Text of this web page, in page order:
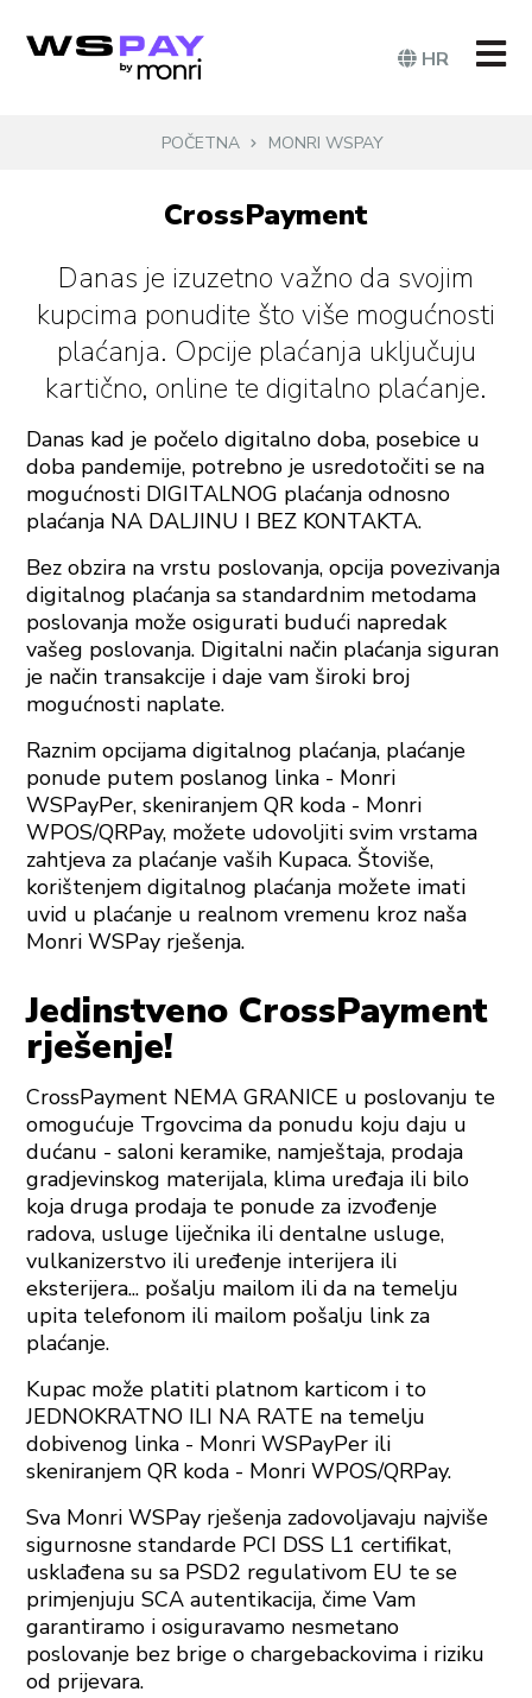
HR
POČETNA MONRI WSPAY
CrossPayment
Danas je izuzetno važno da svojim
kupcima ponudite što više mogućnosti
plaćanja. Opcije plaćanja uključuju
kartično, online te digitalno plaćanje.
Danas kad je počelo digitalno doba, posebice u
doba pandemije, potrebno je usredotočiti se na
mogućnosti DIGITALNOG plaćanja odnosno
plaćanja NA DALJINU I BEZ KONTAKTA.
Bez obzira na vrstu poslovanja, opcija povezivanja
digitalnog plaćanja sa standardnim metodama
poslovanja može osigurati budući napredak
vašeg poslovanja. Digitalni način plaćanja siguran
je način transakcije i daje vam široki broj
mogućnosti naplate.
Raznim opcijama digitalnog plaćanja, plaćanje
ponude putem poslanog linka - Monri
WSPayPer, skeniranjem QR koda - Monri
WPOS/QRPay, možete udovoljiti svim vrstama
zahtjeva za plaćanje vaših Kupaca. Štoviše,
korištenjem digitalnog plaćanja možete imati
uvid u plaćanje u realnom vremenu kroz naša
Monri WSPay rješenja.
Jedinstveno CrossPayment
rješenje!
CrossPayment NEMA GRANICE u poslovanju te
omogućuje Trgovcima da ponudu koju daju u
dućanu - saloni keramike, namještaja, prodaja
gradjevinskog materijala, klima uređaja ili bilo
koja druga prodaja te ponude za izvođenje
radova, usluge liječnika ili dentalne usluge,
vulkanizerstvo ili uređenje interijera ili
eksterijera... pošalju mailom ili da na temelju
upita telefonom ili mailom pošalju link za
plaćanje.
Kupac može platiti platnom karticom i to
JEDNOKRATNO ILI NA RATE na temelju
dobivenog linka - Monri WSPayPer ili
skeniranjem QR koda - Monri WPOS/QRPay.
Sva Monri WSPay rješenja zadovoljavaju najviše
sigurnosne standarde PCI DSS L1 certifikat,
usklađena su sa PSD2 regulativom EU te se
primjenjuju SCA autentikacija, čime Vam
garantiramo i osiguravamo nesmetano
poslovanje bez brige o chargebackovima i riziku
od prijevara.